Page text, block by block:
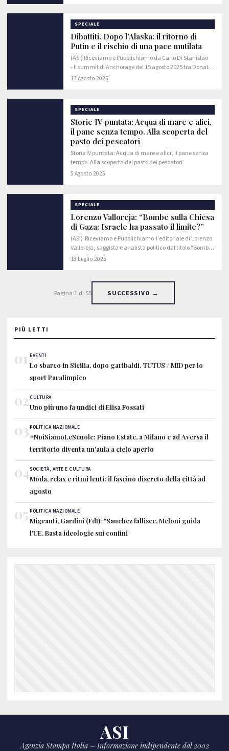
SPECIALE
Dibattiti. Dopo l'Alaska: il ritorno di
Putin e il rischio di una pace mutilata
(ASI) Riceviamo e Pubblichiamo da Carlo Di Stanislao
- Il summit di Anchorage del 15 agosto 2025 tra Donald
Trump e Vladimir Putin non è stato soltanto un incontro
17 Agosto 2025
SPECIALE
Storie IV puntata: Acqua di mare e alici,
il pane senza tempo. Alla scoperta del
pasto dei pescatori
Storie IV puntata: Acqua di mare e alici, il pane senza
tempo. Alla scoperta del pasto dei pescatori
5 Agosto 2025
SPECIALE
Lorenzo Valloreja: “Bombe sulla Chiesa
di Gaza: Israele ha passato il limite?”
(ASI) Riceviamo e Pubblichiamo l'editoriale di Lorenzo
Valloreja, saggista e analista politico dal titolo "Bombe
sulla Chiesa di Gaza: Israele ha passato il limite?".
18 Luglio 2025
Pagina 1 di 55 SUCCESSIVO →
PIÙ LETTI
01 EVENTI
Lo sbarco in Sicilia, dopo garibaldi, TUTUS / MID per lo
sport Paralimpico
02CULTURA
Uno più uno fa undici di Elisa Fossati
03POLITICA NAZIONALE
#NoiSiamoLeScuole: Piano Estate, a Milano e ad Aversa il
territorio diventa un'aula a cielo aperto
04SOCIETÀ, ARTE E CULTURA
Moda, relax e ritmi lenti: il fascino discreto della città ad
agosto
05 POLITICA NAZIONALE
Migranti, Gardini (FdI): "Sanchez fallisce, Meloni guida
l'UE. Basta ideologie sui confini
ASI
Agenzia Stampa Italia – Informazione indipendente dal 2002